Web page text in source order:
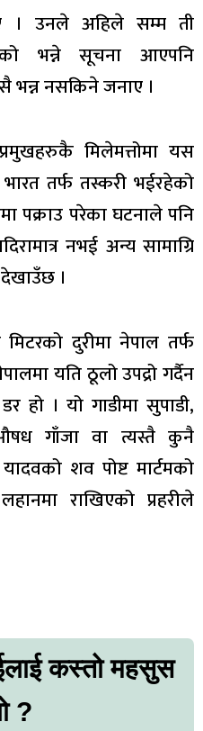
। उनले अहिले सम्म ती
भन्ने सूचना आएपनि
भन्न नसकिने जनाए ।
मिलेमत्तोमा यस
भारत तर्फ तस्करी भईरहेको
पक्राउ परेका घटनाले पनि
नभई अन्य सामाग्रि
।
दुरीमा नेपाल तर्फ
यति ठूलो उपद्रो गर्दैन
हो । यो गाडीमा सुपाडी,
गाँजा वा त्यस्तै कुनै
शव पोष्ट मार्टमको
राखिएको प्रहरीले
कस्तो महसुस
?